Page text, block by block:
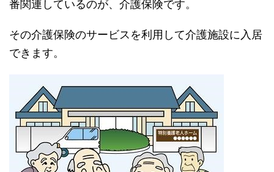
番関連しているのが、介護保険です。
その介護保険のサービスを利用して介護施設に入居
できます。